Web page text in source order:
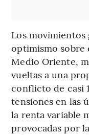
Los
optimismo sobre
Medio Oriente,
vueltas a una
conflicto de casi
tensiones en las
la renta variable
provocadas por